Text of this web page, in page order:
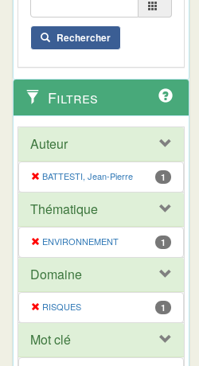
Rechercher
Filtres
Auteur
BATTESTI, Jean-Pierre 1
Thématique
ENVIRONNEMENT 1
Domaine
RISQUES 1
Mot clé